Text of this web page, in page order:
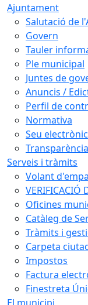
Ajuntament
Salutació de
Govern
Tauler
Ple municipal
Juntes de
Anuncis /
Perfil de
Normativa
Seu
Transparència
Serveis i tràmits
Volant
VERIFICACIÓ
Oficines
Catàleg de
Tràmits i
Carpeta
Impostos
Factura
Finestreta